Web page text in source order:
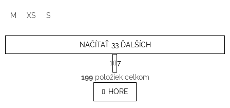
M XS S
O
v
l
á
NAČÍTAŤ 33 ĎALŠÍCH
S
t
r
á
n
k
1 7
199položiek celkom
HORE